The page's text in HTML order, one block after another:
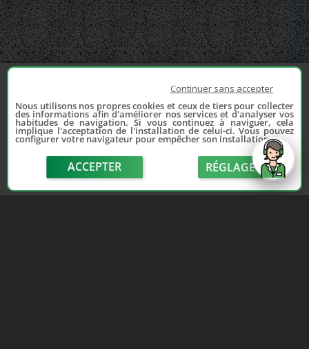
Continuer sans accepter
Nous utilisons nos propres cookies et ceux de tiers pour collecter
des informations afin d'améliorer nos services et d'analyser vos
habitudes de navigation. Si vous continuez à naviguer, cela
implique l'acceptation de l'installation de celui-ci. Vous pouvez
configurer votre navigateur pour empêcher son installation.
ACCEPTER RÉGLAGE